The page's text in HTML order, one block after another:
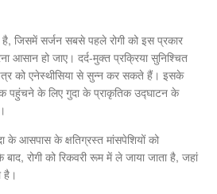
जिसमें सर्जन सबसे पहले रोगी को इस प्रकार
आसान हो जाए। दर्द-मुक्त प्रक्रिया सुनिश्चित
को एनेस्थीसिया से सुन्न कर सकते हैं। इसके
पहुंचने के लिए गुदा के प्राकृतिक उद्घाटन के
आसपास के क्षतिग्रस्त मांसपेशियों को
बाद, रोगी को रिकवरी रूम में ले जाया जाता है, जहां